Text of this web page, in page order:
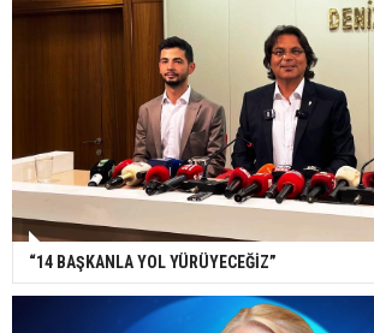
“14 BAŞKANLA YOL YÜRÜYECEĞİZ”